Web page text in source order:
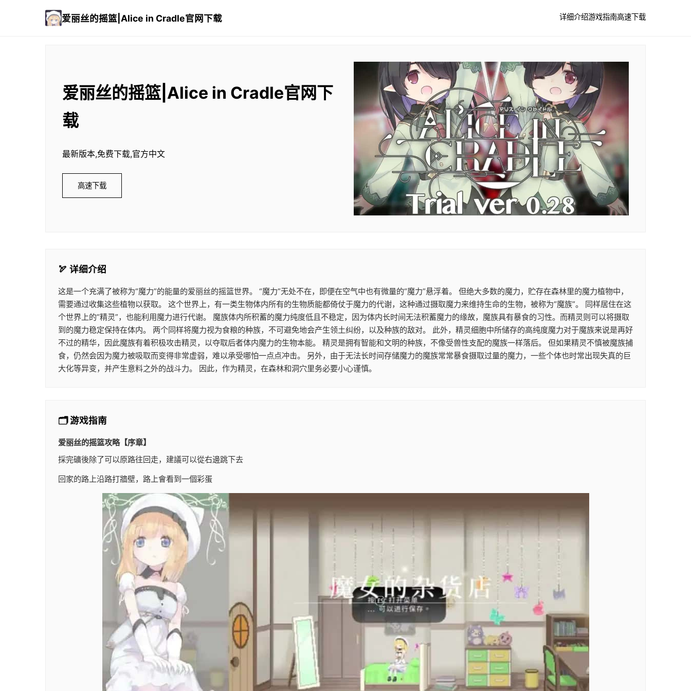
爱丽丝的摇篮|Alice in Cradle官网下载 详细介绍游戏指南高速下载
爱丽丝的摇篮|Alice in Cradle官网下
载
最新版本,免费下载,官方中文
高速下载
🏹 详细介绍
这是一个充满了被称为“魔力”的能量的爱丽丝的摇篮世界。 “魔力”无处不在，即便在空气中也有微量的“魔力”悬浮着。 但绝大多数的魔力，贮存在森林里的魔力植物中，
需要通过收集这些植物以获取。 这个世界上，有一类生物体内所有的生物质能都倚仗于魔力的代谢，这种通过摄取魔力来维持生命的生物，被称为“魔族”。 同样居住在这
个世界上的“精灵”，也能利用魔力进行代谢。 魔族体内所积蓄的魔力纯度低且不稳定，因为体内长时间无法积蓄魔力的缘故，魔族具有暴食的习性。而精灵则可以将摄取
到的魔力稳定保持在体内。 两个同样将魔力视为食粮的种族，不可避免地会产生领土纠纷，以及种族的敌对。 此外，精灵细胞中所储存的高纯度魔力对于魔族来说是再好
不过的精华，因此魔族有着积极攻击精灵，以夺取后者体内魔力的生物本能。 精灵是拥有智能和文明的种族，不像受兽性支配的魔族一样落后。 但如果精灵不慎被魔族捕
食，仍然会因为魔力被吸取而变得非常虚弱，难以承受哪怕一点点冲击。 另外，由于无法长时间存储魔力的魔族常常暴食摄取过量的魔力，一些个体也时常出现失真的巨
大化等异变，并产生意料之外的战斗力。 因此，作为精灵，在森林和洞穴里务必要小心谨慎。
🗂️ 游戏指南
爱丽丝的摇篮攻略【序章】
採完礦後除了可以原路往回走，建議可以從右邊跳下去
回家的路上沿路打牆壁，路上會看到一個彩蛋